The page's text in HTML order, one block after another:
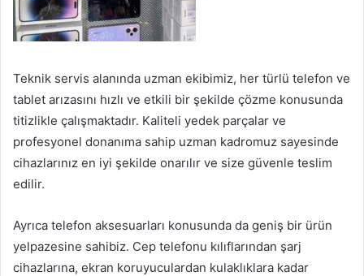
Teknik servis alanında uzman ekibimiz, her türlü telefon ve
tablet arızasını hızlı ve etkili bir şekilde çözme konusunda
titizlikle çalışmaktadır. Kaliteli yedek parçalar ve
profesyonel donanıma sahip uzman kadromuz sayesinde
cihazlarınız en iyi şekilde onarılır ve size güvenle teslim
edilir.
Ayrıca telefon aksesuarları konusunda da geniş bir ürün
yelpazesine sahibiz. Cep telefonu kılıflarından şarj
cihazlarına, ekran koruyuculardan kulaklıklara kadar